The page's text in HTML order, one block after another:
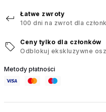
Łatwe zwroty
100 dni na zwrot dla
Ceny tylko dla członków
Odblokuj ekskluzywne
Metody płatności